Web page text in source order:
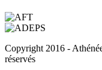
Copyright 2016 -
réservés